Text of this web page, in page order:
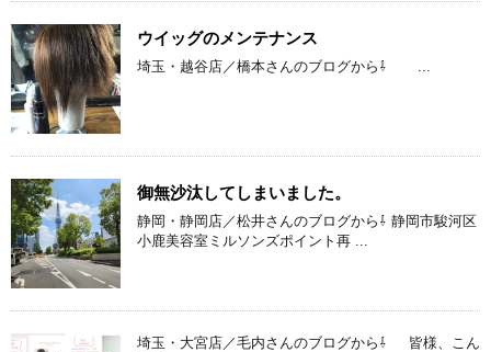
ウイッグのメンテナンス
埼玉・越谷店／橋本さんのブログから⇩ ...
御無沙汰してしまいました。
静岡・静岡店／松井さんのブログから⇩ 静岡市駿河区
小鹿美容室ミルソンズポイント再 ...
埼玉・大宮店／毛内さんのブログから⇩ 皆様、こん